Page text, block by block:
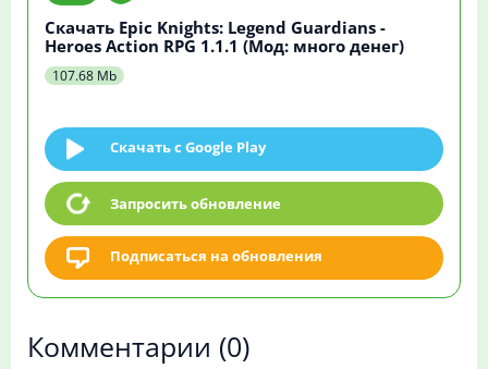
Скачать Epic Knights: Legend Guardians -
Heroes Action RPG 1.1.1 (Мод: много денег)
107.68 Mb
Скачать c Google Play
Запросить обновление
Подписаться на обновления
Комментарии (0)